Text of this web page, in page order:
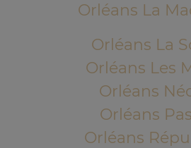
Orléans La
Orléans La
Orléans Les
Orléans
Orléans
Orléans